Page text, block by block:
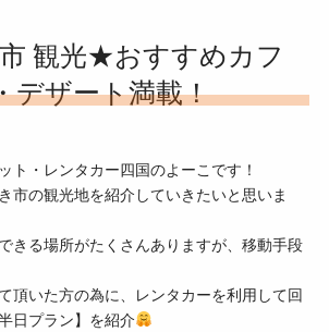
観光★おすすめカフ
デザート満載！
ト・レンタカー四国のよーこです！
市の観光地を紹介していきたいと思いま
きる場所がたくさんありますが、移動手段
頂いた方の為に、レンタカーを利用して回
日プラン】を紹介